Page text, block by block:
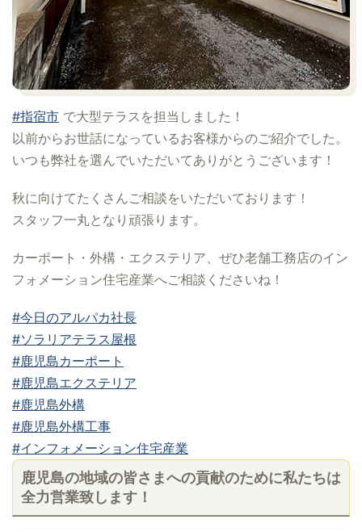
#指宿市 で大型テラスを担当しました！
以前からお世話になっているお客様からのご紹介でした。
いつも弊社を選んでいただいてありがとうございます！
秋に向けてたくさんご相談をいただいております！
スタッフ一丸となり頑張ります。
カーポート・外構・エクステリア、ぜひ老舗工務店のイン
フォメーション住宅産業へご相談くださいね！
#今日のアルパカ社長
#ソラリアテラス屋根
#鹿児島カーポート
#鹿児島エクステリア
#鹿児島外構
#鹿児島外構工事
#インフォメーション住宅産業
鹿児島の地域の皆さまへの貢献のために私たちは
全力営業致します！